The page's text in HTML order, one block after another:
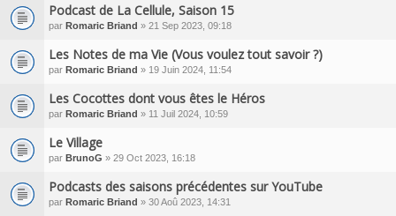
Podcast de La Cellule, Saison 15
par Romaric Briand » 21 Sep 2023, 09:18
Les Notes de ma Vie (Vous voulez tout savoir ?)
par Romaric Briand » 19 Juin 2024, 11:54
Les Cocottes dont vous êtes le Héros
par Romaric Briand » 11 Juil 2024, 10:59
Le Village
par BrunoG » 29 Oct 2023, 16:18
Podcasts des saisons précédentes sur YouTube
par Romaric Briand » 30 Aoû 2023, 14:31